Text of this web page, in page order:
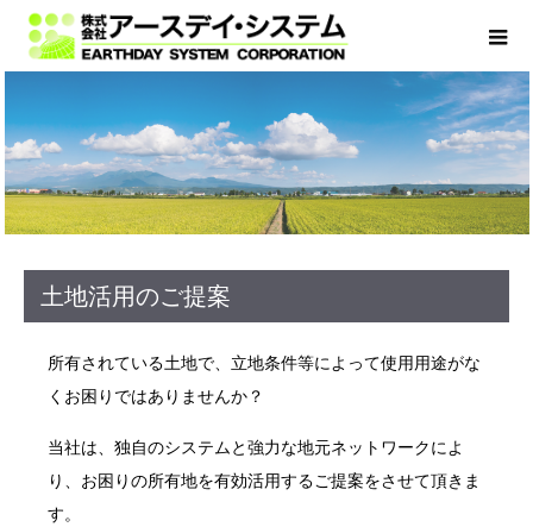
土地活用のご提案
所有されている土地で、立地条件等によって使用用途がな
くお困りではありませんか？
当社は、独自のシステムと強力な地元ネットワークによ
り、お困りの所有地を有効活用するご提案をさせて頂きま
す。